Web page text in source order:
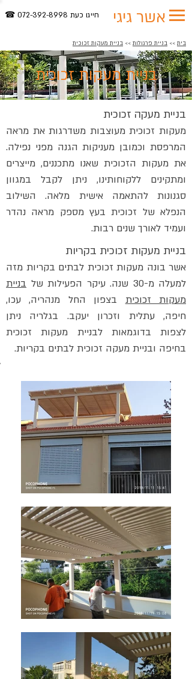
חייגו כעת 072-392-8998 ☎ אשר גיגי
בית >> בניית פרגולות >> בניית מעקות זכוכית
בניית מעקות זכוכית
בניית מעקה זכוכית
מעקות זכוכית מעוצבות משדרגות את מראה
המרפסת וכמובן מעניקות הגנה מפני נפילה.
את מעקות הזכוכית שאנו מתכננים, מייצרים
ומתקינים ללקוחותינו, ניתן לקבל במגוון
סגנונות להתאמה אישית מלאה. השילוב
הנפלא של זכוכית בעץ מספק מראה נהדר
ועמיד לאורך שנים רבות.
בניית מעקות זכוכית בקריות
אשר בונה מעקות זכוכית לבתים בקריות מזה
למעלה מ-30 שנה. עיקר הפעילות של
בניית
מעקות זכוכית בצפון החל מנהריה, עכו,
חיפה, עתלית וזכרון יעקב. בגלריה ניתן
לצפות בדוגמאות לבניית מעקות זכוכית
בחיפה ובניית מעקה זכוכית לבתים בקריות.